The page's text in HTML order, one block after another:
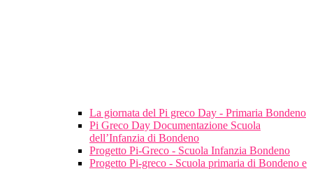
La giornata del Pi greco Day - Primaria Bondeno
Pi Greco Day Documentazione Scuola
dell’Infanzia di Bondeno
Progetto Pi-Greco - Scuola Infanzia Bondeno
Progetto Pi-greco - Scuola primaria di Bondeno e